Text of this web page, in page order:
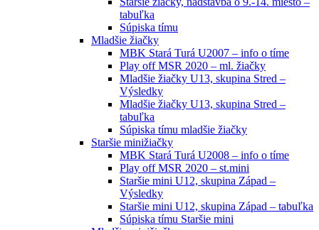
tabuľka
Súpiska tímu
Mladšie žiačky
MBK Stará Turá U2007 – info o tíme
Play off MSR 2020 – ml. žiačky
Mladšie žiačky U13, skupina Stred –
Výsledky
Mladšie žiačky U13, skupina Stred –
tabuľka
Súpiska tímu mladšie žiačky
Staršie minižiačky
MBK Stará Turá U2008 – info o tíme
Play off MSR 2020 – st.mini
Staršie mini U12, skupina Západ –
Výsledky
Staršie mini U12, skupina Západ – tabuľka
Súpiska tímu Staršie mini